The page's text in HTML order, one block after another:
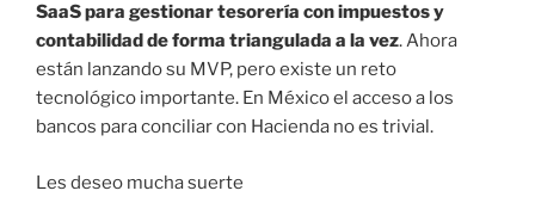
SaaS para gestionar tesorería con impuestos y
contabilidad de forma triangulada a la vez. Ahora
están lanzando su MVP, pero existe un reto
tecnológico importante. En México el acceso a los
bancos para conciliar con Hacienda no es trivial.
Les deseo mucha suerte